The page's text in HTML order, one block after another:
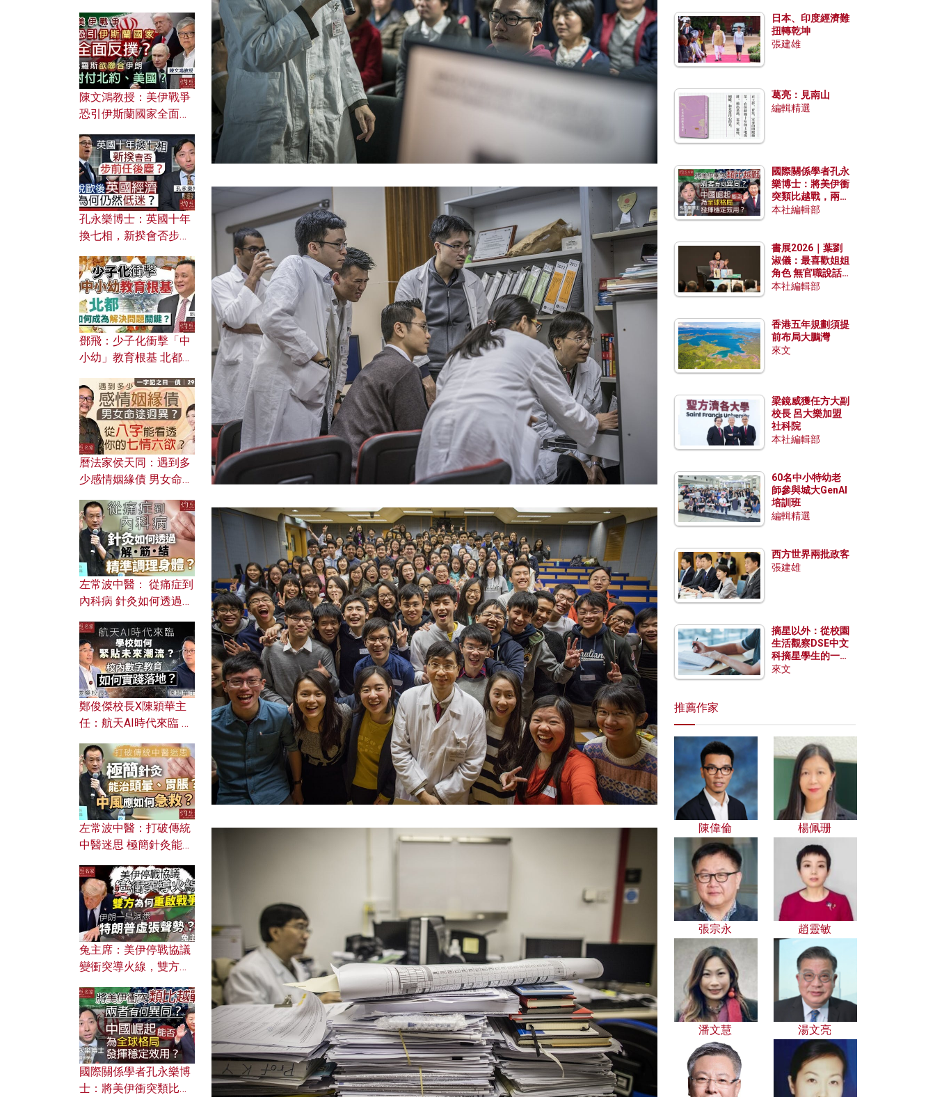
文之美？ 日常寫作如何
應用？
陳文鴻教授：美伊戰爭
恐引伊斯蘭國家全面反
對付北約美國？
孔永樂博士：英國十年
換七相，新揆會否步前
濟為何仍然低迷？
鄧飛：少子化衝擊「中
小幼」教育根基 北都如
曆法家侯天同：遇到多
少感情姻緣債 男女命途
的七情六欲？
左常波中醫： 從痛症到
內科病 針灸如何透過解
鄭俊傑校長X陳穎華主
任：航天AI時代來臨 學
校內數字教育如何實踐
落地？
左常波中醫：打破傳統
中醫迷思 極簡針灸能治
何急救？
兔主席：美伊停戰協議
變衝突導火線，雙方為
洞悉特朗普虛張聲勢？
國際關係學者孔永樂博
士：將美伊衝突類比越
日本、印度經濟難
扭轉乾坤
張建雄
葛亮：見南山
編輯精選
國際關係學者孔永
樂博士：將美伊衝
突類比越戰，兩者
有何異同？中國崛
本社編輯部
書展2026｜葉劉
淑儀：最喜歡姐姐
角色 無官職說話
包袱少
本社編輯部
香港五年規劃須提
前布局大鵬灣
來文
梁鏡威獲任方大副
校長 呂大樂加盟
社科院
本社編輯部
60名中小特幼老
師參與城大GenAI
培訓班
編輯精選
西方世界兩批政客
張建雄
摘星以外：從校園
生活觀察DSE中文
科摘星學生的一點
特質
來文
推薦作家
陳偉倫 楊佩珊
張宗永 趙靈敏
潘文慧 湯文亮